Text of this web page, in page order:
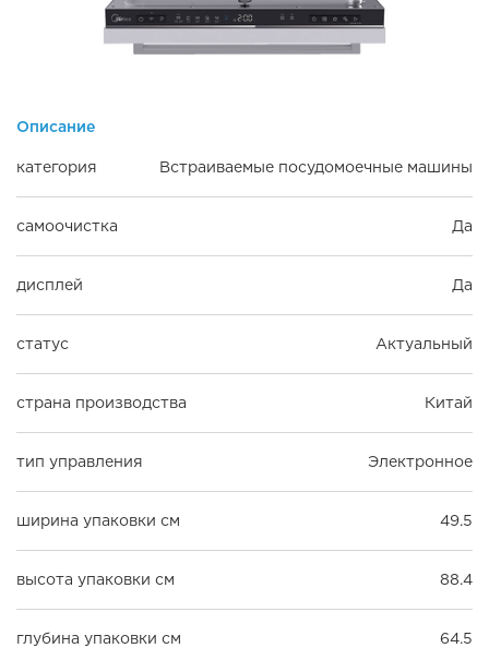
Описание
категория Встраиваемые посудомоечные машины
самоочистка Да
дисплей Да
статус Актуальный
страна производства Китай
тип управления Электронное
ширина упаковки см 49.5
высота упаковки см 88.4
глубина упаковки см 64.5